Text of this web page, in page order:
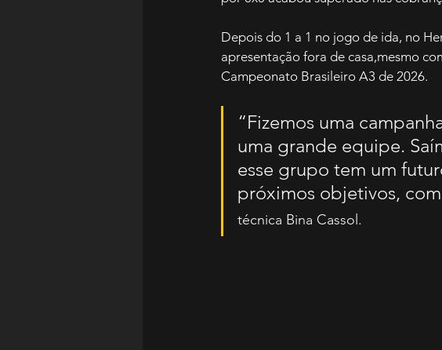
Depois do 1 a 1 no jogo de ida, no
apresentação fora de casa,mesmo
Campeonato Brasileiro A3 de 2026.
“Fizemos uma
uma grande equipe.
esse grupo tem um
próximos objetivos,
técnica Bina Cassol.